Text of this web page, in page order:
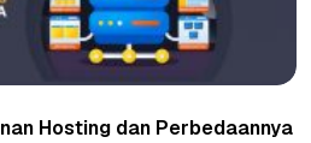
Hosting dan Perbedaannya